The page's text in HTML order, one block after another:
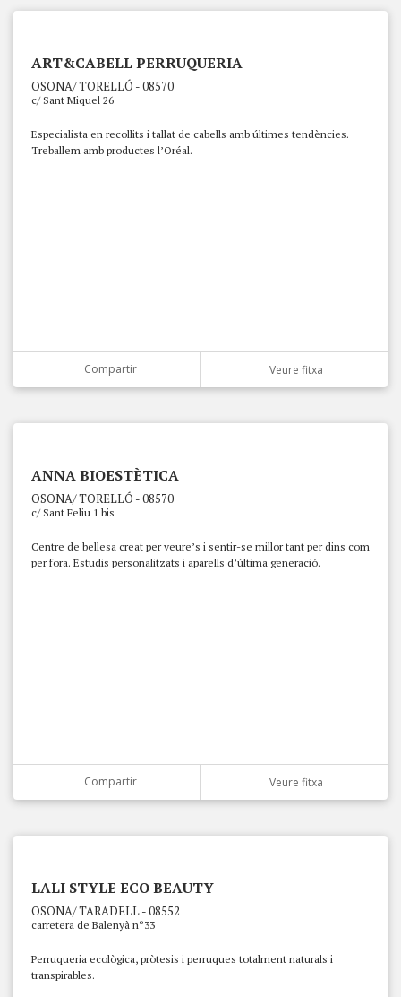
ART&CABELL PERRUQUERIA
OSONA/ TORELLÓ - 08570
c/ Sant Miquel 26
Especialista en recollits i tallat de cabells amb últimes tendències.
Treballem amb productes l’Oréal.
Compartir Veure fitxa
ANNA BIOESTÈTICA
OSONA/ TORELLÓ - 08570
c/ Sant Feliu 1 bis
Centre de bellesa creat per veure’s i sentir-se millor tant per dins com
per fora. Estudis personalitzats i aparells d’última generació.
Compartir Veure fitxa
LALI STYLE ECO BEAUTY
OSONA/ TARADELL - 08552
carretera de Balenyà nº33
Perruqueria ecològica, pròtesis i perruques totalment naturals i
transpirables.